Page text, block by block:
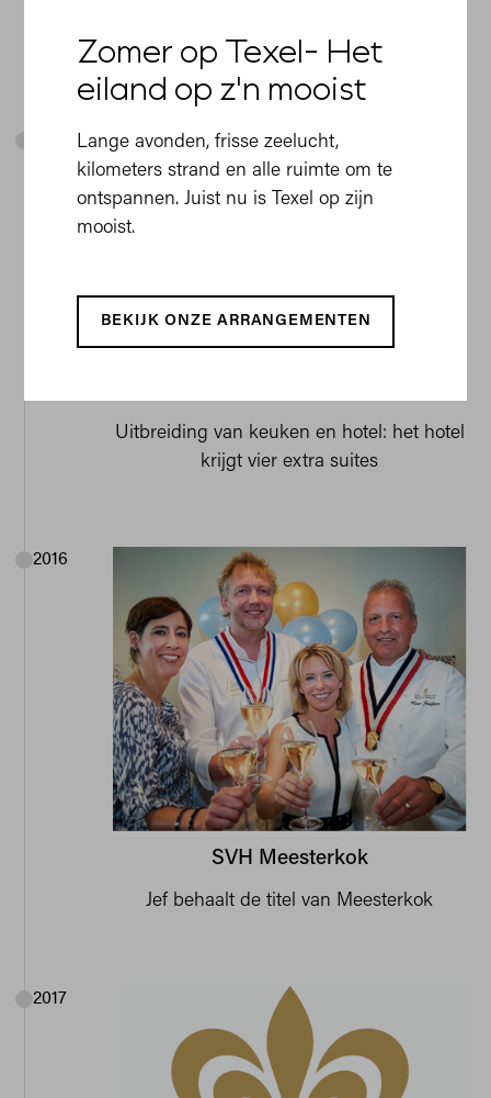
Zomer op Texel- Het
eiland op z'n mooist
Lange avonden, frisse zeelucht,
kilometers strand en alle ruimte om te
ontspannen. Juist nu is Texel op zijn
mooist.
BEKIJK ONZE ARRANGEMENTEN
lokale/regionale ingrediënten
Uitbreiding van keuken en hotel: het hotel
krijgt vier extra suites
SVH Meesterkok
Jef behaalt de titel van Meesterkok
2016
2017